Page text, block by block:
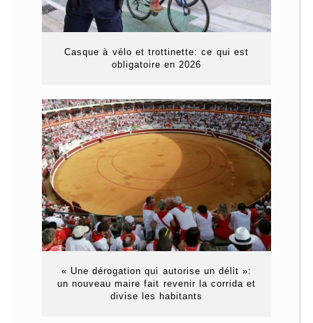
Casque à vélo et trottinette: ce qui est
obligatoire en 2026
« Une dérogation qui autorise un délit »:
un nouveau maire fait revenir la corrida et
divise les habitants